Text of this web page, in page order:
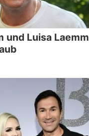
und Luisa